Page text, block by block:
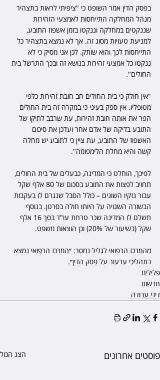
בפסק הדין אמר השופט כי "ציפיתי לראות בתצהיר
מנהל המחלקה התייחסות לאמצעי הזהירות
שננקטים במחלקה וננקטו בזמן אשפוז התובע,
למניעת טעויות מסוג זה. אך לא נמצא בתצהיר כל
התייחסות לכך והוא שותק. לכן אני מסיק כי לא
ננקטו כל אמצעי זהירות בנושא זה ובכך התרשל בית
החולים".
"אין חולק כי בית החולים חב חובת זהירות כלפי
מטופליו. אין ספק בעיני כי במקרה זה בית החולים
הפר את אותה חובת זהירות, עת שרבב לתיקו של
התובע בדיקה של אדם אחר ועדכן את סיכום
האשפוז של התובע, עת ציין כי לתובע יש מחלה
קשה והיא מחלת הלימפומה".
לפיכך, הוחלט כי המדינה, כבעלים של בית החולים,
תחויב לפצות את התובע בסכום של 80 אלף שקל
עבור נזקיו השונים – כולל הסבל שנגרם לו בעקבות
הבשורה השגויה על היותו חולה בסרטן. בנוסף
תשלם לו המדינה שכר טרחת עו"ד בסך 16 אלף
שקל (בשיעור של 20%) וכן הוצאות משפט.
מהמרכז הרפואי לגליל נמסר: ״המרכז הרפואי נמצא
בתהליכי ערעור על פסק הדין״.
פלילים
חדשות
דיני עבודה
פוסטים אחרונים הצג הכול